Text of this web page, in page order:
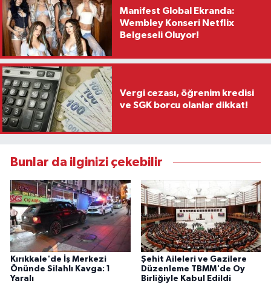
Manifest Global Ekranda:
Wembley Konseri Netflix
Belgeseli Oluyor!
Vergi cezası, öğrenim kredisi
ve SGK borcu olanlar dikkat!
Bunlar da ilginizi çekebilir
Kırıkkale'de İş Merkezi
Önünde Silahlı Kavga: 1
Yaralı
Şehit Aileleri ve Gazilere
Düzenleme TBMM'de Oy
Birliğiyle Kabul Edildi